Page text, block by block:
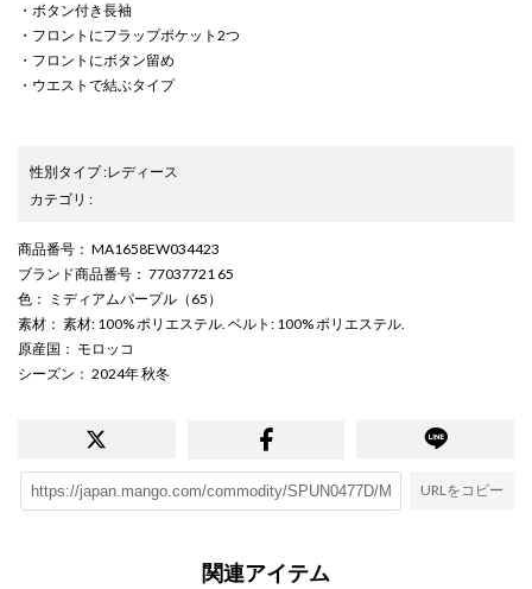
・ボタン付き長袖
・フロントにフラップポケット2つ
・フロントにボタン留め
・ウエストで結ぶタイプ
性別タイプ:レディース
カテゴリ :
商品番号 ： MA1658EW034423
ブランド商品番号 ： 77037721 65
色 ： ミディアムパープル（65）
素材 ： 素材: 100% ポリエステル. ベルト: 100% ポリエステル.
原産国 ： モロッコ
シーズン ： 2024年 秋冬
URLをコピー
関連アイテム